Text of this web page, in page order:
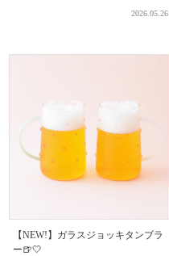
2026.05.26
【NEW!】ガラスジョッキタンブラ
ー🍺🤍